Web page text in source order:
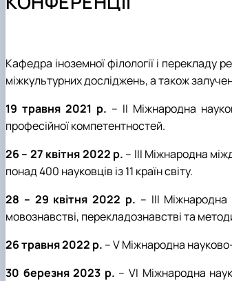
Як стати студентом?
Підготовчі курси до НМТ
Правила прийому 2026
ОП "Англійська мова та друга
Робочі програми (нефілологічні
Наукові гуртки
Кафедра іноземної філології і перекладу
міжкультурних досліджень, а також
19 травня 2021 р. – ІІ Міжнародна
професійної компетентностей.
26 – 27 квітня 2022 р. – ІІІ Міжнародна
понад 400 науковців із 11 країн світу.
28 – 29 квітня 2022 р. – ІІІ
мовознавстві, перекладознавстві та
26 травня 2022 р. – V Міжнародна
30 березня 2023 р. – VІ Міжнародна